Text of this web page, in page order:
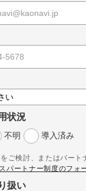
状況
不明 導入済み
ご検討、またはパート
パートナー制度のフォ
扱い